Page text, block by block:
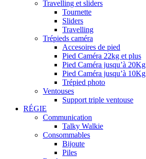
Travelling et sliders
Tournette
Sliders
Travelling
Trépieds caméra
Accesoires de pied
Pied Caméra 22kg et plus
Pied Caméra jusqu’à 20Kg
Pied Caméra jusqu’à 10Kg
Trépied photo
Ventouses
Support triple ventouse
RÉGIE
Communication
Talky Walkie
Consommables
Bijoute
Piles